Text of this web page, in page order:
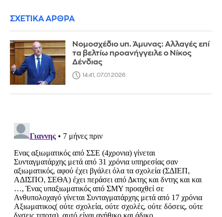
ΣΧΕΤΙΚΑ ΑΡΘΡΑ
Νομοσχέδιο υπ. Άμυνας: Αλλαγές επί
τα βελτίω προανήγγειλε ο Νίκος
Δένδιας
14:41, 07.01.2026